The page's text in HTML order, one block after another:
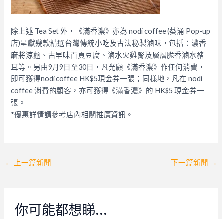
除上述 Tea Set 外，《滿香濃》亦為 nodi coffee (葵涌 Pop-up
店)呈獻幾款精選台灣傳統小吃及古法秘製滷味，包括：濃香
麻將涼麵、古早味百頁豆腐、滷水火雞腎及層層脆香滷水豬
耳等。另由9月9日至30日，凡光顧《滿香濃》作任何消費，
即可獲得nodi coffee HK$5現金券一張；同樣地，凡在 nodi
coffee 消費的顧客，亦可獲得《滿香濃》的 HK$5 現金券一
張。
*優惠詳情請參考店內相關推廣資訊。
Post
← 上一篇新聞 下一篇新聞 →
你可能都想睇…